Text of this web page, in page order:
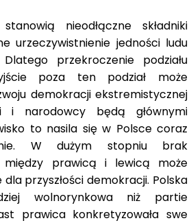
nieodłączne składniki
urzeczywistnienie jedności ludu
przekroczenie podziału
poza ten podział może
demokracji ekstremistycznej
i narodowcy będą głównymi
to nasila się w Polsce coraz
W dużym stopniu brak
między prawicą i lewicą może
przyszłości demokracji. Polska
wolnorynkowa niż partie
prawica konkretyzowała swe